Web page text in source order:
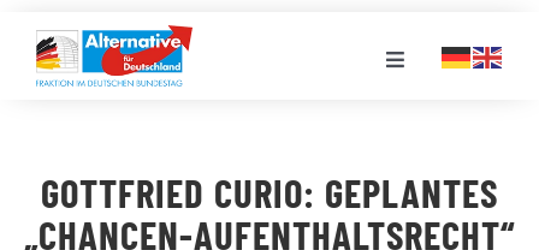
Inhalt
springen
Toggle
LANDESGRUPPEN
GOTTFRIED CURIO: GEPLANTES
„CHANCEN-AUFENTHALTSRECHT“